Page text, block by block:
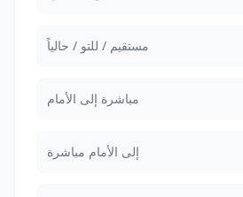
مستقيم / للتو / حالياً
مباشرة إلى الأمام
إلى الأمام مباشرة